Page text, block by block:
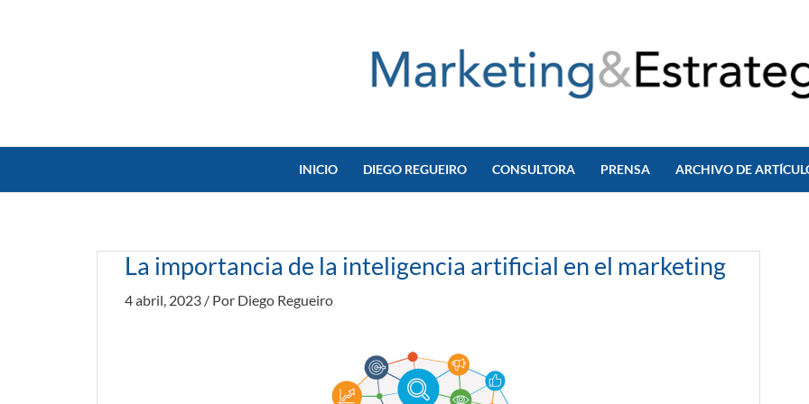
INICIO DIEGO REGUEIRO CONSULTORA PRENSA ARCHIVO DE
La importancia de la inteligencia artificial en el marketing
4 abril, 2023 / Por Diego Regueiro